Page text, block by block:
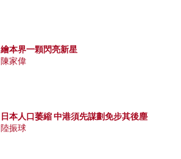
繪本界一顆閃亮新星
陳家偉
日本人口萎縮 中港須先謀劃免步其後塵
陸振球